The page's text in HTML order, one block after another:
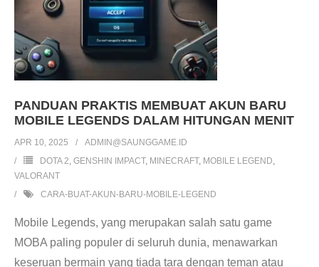
PANDUAN PRAKTIS MEMBUAT AKUN BARU
MOBILE LEGENDS DALAM HITUNGAN MENIT
APR 10, 2025
ADMIN@SAUNGGAME.ID
DOTA 2, GENSHIN IMPACT, MINECRAFT, MOBILE LEGEND,
VALORANT
CARA-BUAT-AKUN-BARU-MOBILE-LEGEND
Mobile Legends, yang merupakan salah satu game
MOBA paling populer di seluruh dunia, menawarkan
keseruan bermain yang tiada tara dengan teman atau